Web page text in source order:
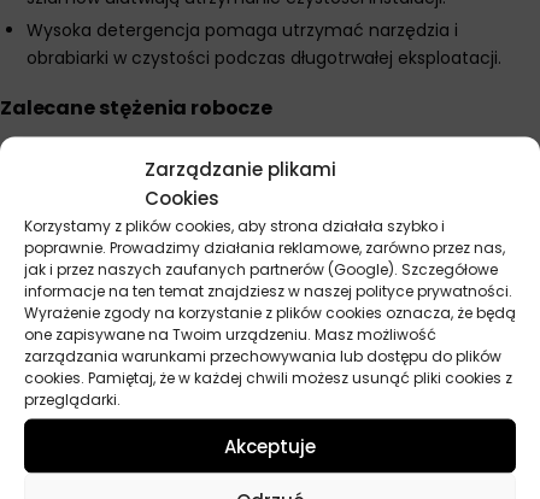
Zarządzanie plikami
Cookies
Korzystamy z plików cookies, aby strona działała szybko i
poprawnie. Prowadzimy działania reklamowe, zarówno przez nas,
jak i przez naszych zaufanych partnerów (Google). Szczegółowe
informacje na ten temat znajdziesz w naszej polityce prywatności.
Wyrażenie zgody na korzystanie z plików cookies oznacza, że będą
one zapisywane na Twoim urządzeniu. Masz możliwość
zarządzania warunkami przechowywania lub dostępu do plików
cookies. Pamiętaj, że w każdej chwili możesz usunąć pliki cookies z
przeglądarki.
Akceptuje
Wysoka detergencja pomaga utrzymać narzędzia i
obrabiarki w czystości podczas długotrwałej eksploatacji.
Zalecane stężenia robocze
Szlifowanie od 3 do 4 procent.
Obróbka skrawaniem od 4 do 7 procent.
Parametry techniczne
Gęstość koncentratu w temperaturze 15 stopni Celsjusza 1122
kg m³
Lepkość kinematyczna koncentratu w temperaturze 40
stopni Celsjusza 83 mm² s
pH emulsji 5 procentowej 9,2
Współczynnik refraktometryczny 1,0